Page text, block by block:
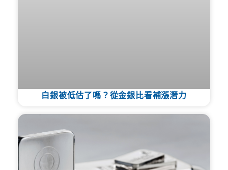
白銀被低估了嗎？從金銀比看補漲潛力